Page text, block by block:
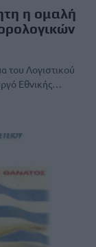
η ομαλή
του Λογιστικού
Εθνικής…